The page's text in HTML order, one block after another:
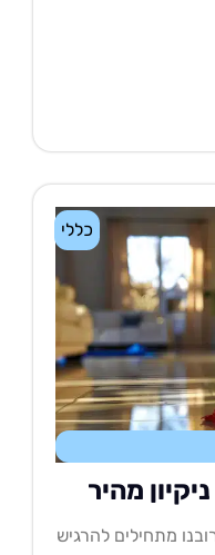
כללי
מהיר
להרגיש